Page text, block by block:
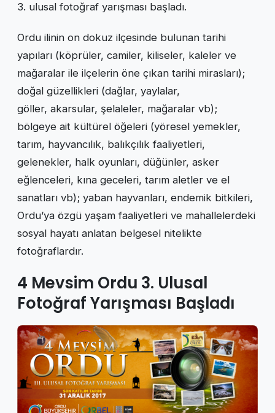
3. ulusal fotoğraf yarışması başladı.
Ordu ilinin on dokuz ilçesinde bulunan tarihi
yapıları (köprüler, camiler, kiliseler, kaleler ve
mağaralar ile ilçelerin öne çıkan tarihi mirasları);
doğal güzellikleri (dağlar, yaylalar,
göller, akarsular, şelaleler, mağaralar vb);
bölgeye ait kültürel öğeleri (yöresel yemekler,
tarım, hayvancılık, balıkçılık faaliyetleri,
gelenekler, halk oyunları, düğünler, asker
eğlenceleri, kına geceleri, tarım aletler ve el
sanatları vb); yaban hayvanları, endemik bitkileri,
Ordu’ya özgü yaşam faaliyetleri ve mahallelerdeki
sosyal hayatı anlatan belgesel nitelikte
fotoğraflardır.
4 Mevsim Ordu 3. Ulusal
Fotoğraf Yarışması Başladı